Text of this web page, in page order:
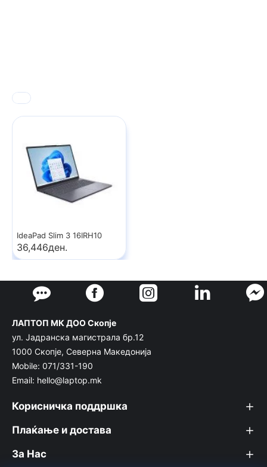
IdeaPad Slim 3 16IRH10
36,446ден.
ЛАПТОП МК ДОО Скопје
ул. Јадранска магистрала бр.12
1000 Скопје, Северна Македонија
Mobile: 071/331-190
Email: hello@laptop.mk
Корисничка поддршка
Плаќање и достава
За Нас